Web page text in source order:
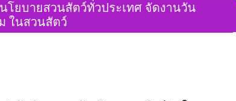
ยบายสวนสัตว์ทั่วประเทศ จัดงานวัน
ในสวนสัตว์